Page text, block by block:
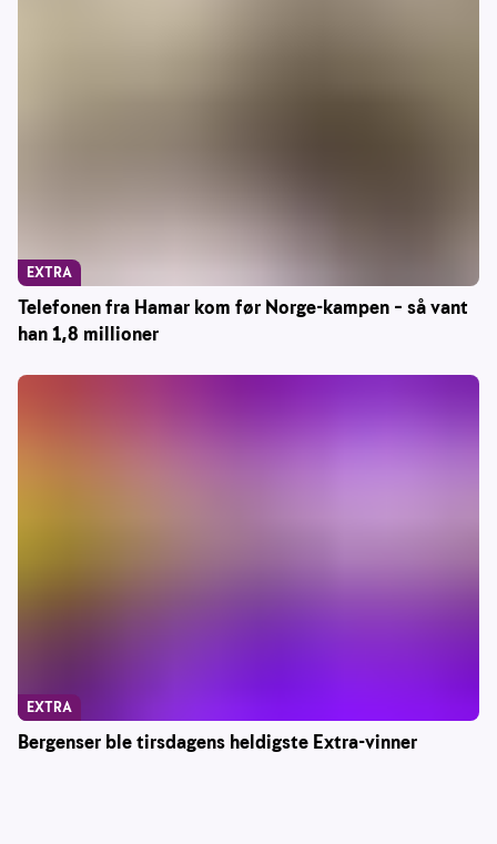
Telefonen fra Hamar kom før Norge-kampen – så vant
han 1,8 millioner
EXTRA
Bergenser ble tirsdagens heldigste Extra-vinner
EXTRA